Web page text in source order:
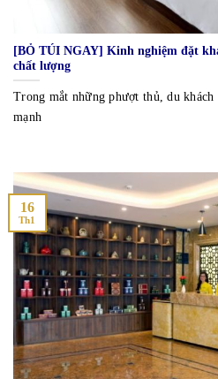
[BỎ TÚI NGAY] Kinh nghiệm đặt
chất lượng
Trong mắt những phượt thủ, du
mạnh
16
Th1